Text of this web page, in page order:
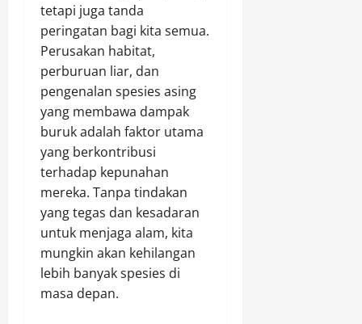
tetapi juga tanda
peringatan bagi kita semua.
Perusakan habitat,
perburuan liar, dan
pengenalan spesies asing
yang membawa dampak
buruk adalah faktor utama
yang berkontribusi
terhadap kepunahan
mereka. Tanpa tindakan
yang tegas dan kesadaran
untuk menjaga alam, kita
mungkin akan kehilangan
lebih banyak spesies di
masa depan.